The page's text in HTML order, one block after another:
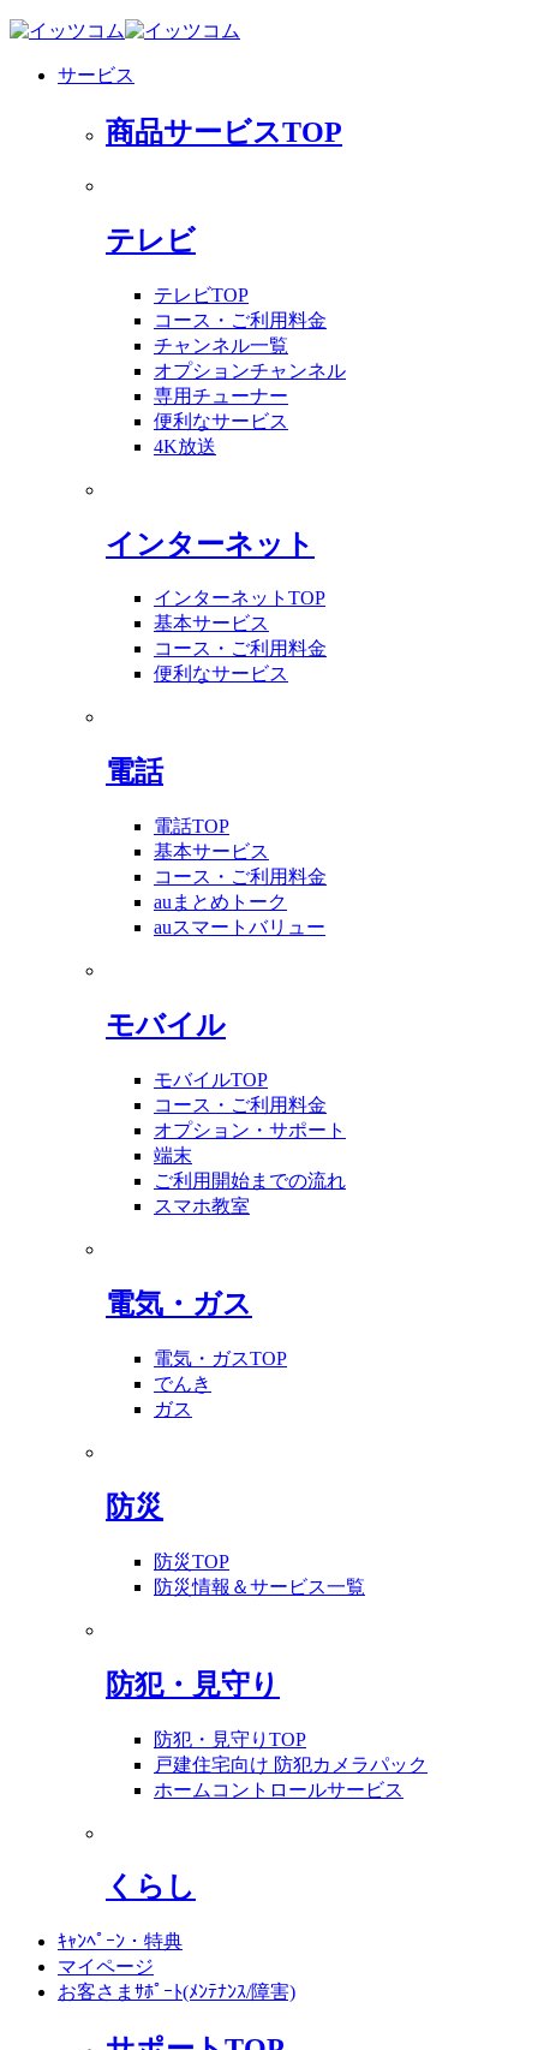
サービス
商品サービスTOP
テレビ
テレビTOP
コース・ご利用料金
チャンネル一覧
オプションチャンネル
専用チューナー
便利なサービス
4K放送
インターネット
インターネットTOP
基本サービス
コース・ご利用料金
便利なサービス
電話
電話TOP
基本サービス
コース・ご利用料金
auまとめトーク
auスマートバリュー
モバイル
モバイルTOP
コース・ご利用料金
オプション・サポート
端末
ご利用開始までの流れ
スマホ教室
電気・ガス
電気・ガスTOP
でんき
ガス
防災
防災TOP
防災情報＆サービス一覧
防犯・見守り
防犯・見守りTOP
戸建住宅向け 防犯カメラパック
ホームコントロールサービス
くらし
ｷｬﾝﾍﾟｰﾝ・特典
マイページ
お客さまｻﾎﾟｰﾄ(ﾒﾝﾃﾅﾝｽ/障害)